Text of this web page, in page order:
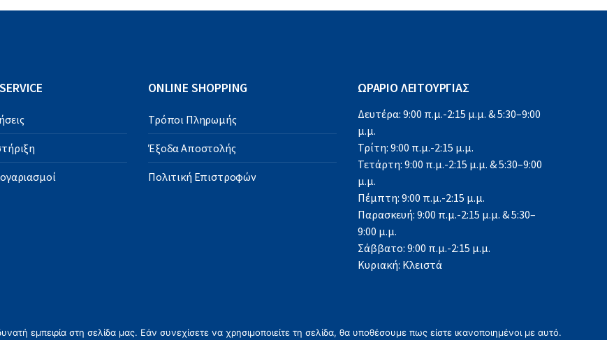
ONLINE SHOPPING
Τρόποι Πληρωμής
Έξοδα Αποστολής
Πολιτική Επιστροφών
ΩΡΑΡΙΟ ΛΕΙΤΟΥΡΓΙΑΣ
Δευτέρα: 9:00 π.μ.-2:15 μ.μ. & 5:30–9:00
μ.μ.
Τρίτη: 9:00 π.μ.-2:15 μ.μ.
Τετάρτη: 9:00 π.μ.-2:15 μ.μ. & 5:30–9:00
μ.μ.
Πέμπτη: 9:00 π.μ.-2:15 μ.μ.
Παρασκευή: 9:00 π.μ.-2:15 μ.μ. & 5:30–
9:00 μ.μ.
Σάββατο: 9:00 π.μ.-2:15 μ.μ.
Κυριακή: Κλειστά
εμπειρία στη σελίδα μας. Εάν συνεχίσετε να χρησιμοποιείτε τη σελίδα, θα υποθέσουμε πως είστε ικανοποιημένοι με αυτό.